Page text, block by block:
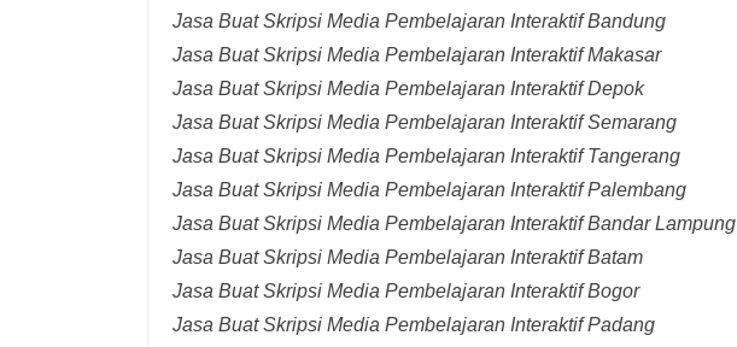
Jasa Buat Skripsi Media Pembelajaran Interaktif Bandung
Jasa Buat Skripsi Media Pembelajaran Interaktif Makasar
Jasa Buat Skripsi Media Pembelajaran Interaktif Depok
Jasa Buat Skripsi Media Pembelajaran Interaktif Semarang
Jasa Buat Skripsi Media Pembelajaran Interaktif Tangerang
Jasa Buat Skripsi Media Pembelajaran Interaktif Palembang
Jasa Buat Skripsi Media Pembelajaran Interaktif Bandar Lampung
Jasa Buat Skripsi Media Pembelajaran Interaktif Batam
Jasa Buat Skripsi Media Pembelajaran Interaktif Bogor
Jasa Buat Skripsi Media Pembelajaran Interaktif Padang